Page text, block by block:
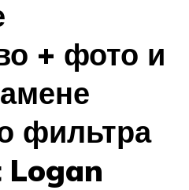
+ фото и
фильтра
Logan